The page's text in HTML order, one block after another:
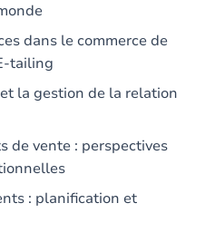
dans le commerce de
tailing
la gestion de la relation
de vente : perspectives
: planification et